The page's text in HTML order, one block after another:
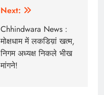
Next:
Chhindwara News :
मोक्षधाम में लकडिय़ां खत्म,
निगम अध्यक्ष निकले भीख
मांगने!